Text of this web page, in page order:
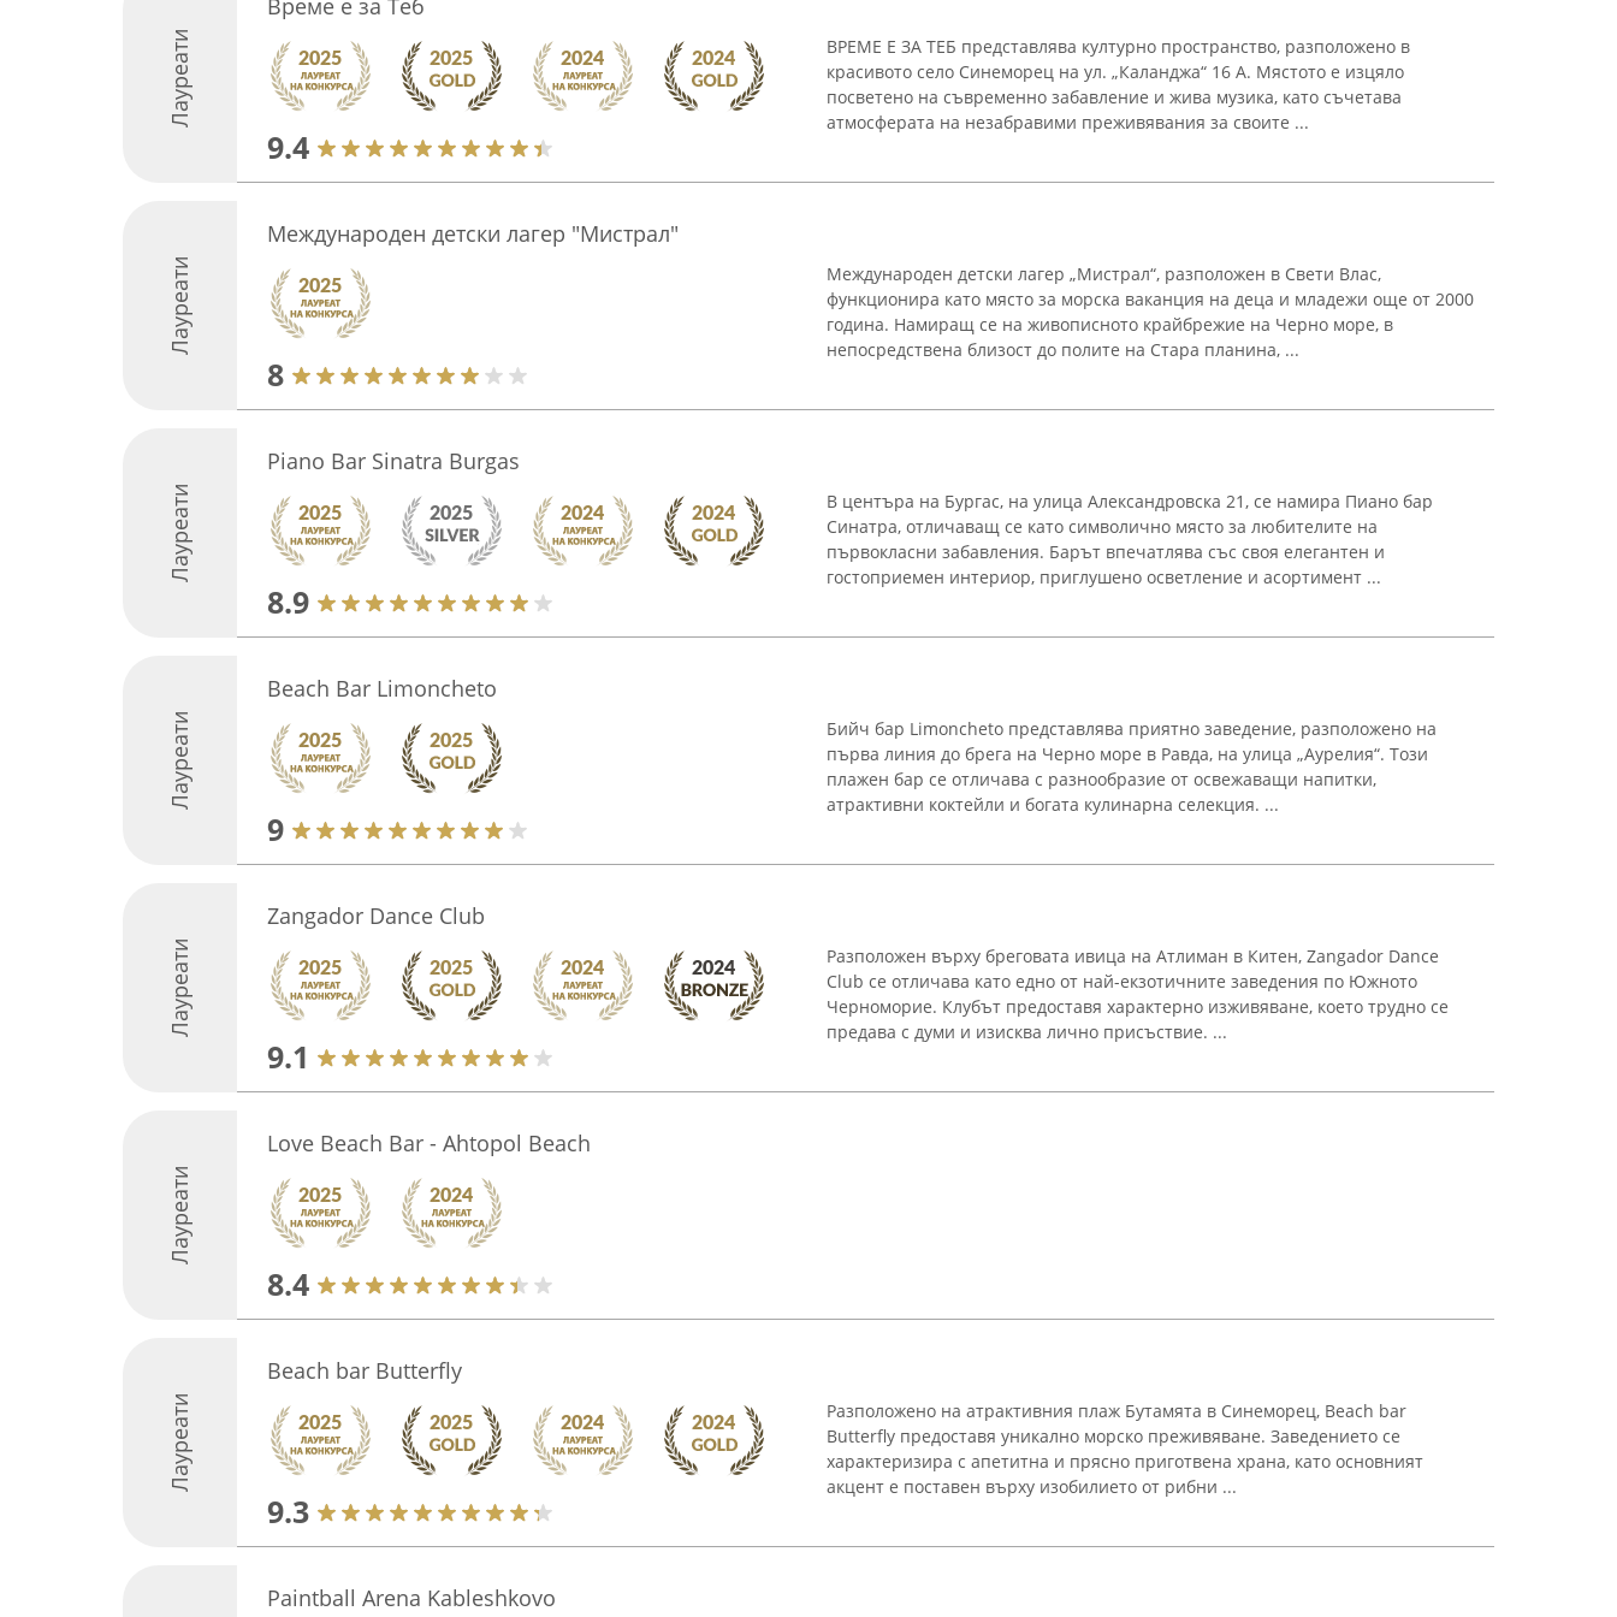
Лауреати
Време е за Теб
9.4
ВРЕМЕ Е ЗА ТЕБ представлява културно пространство, разположено в
красивото село Синеморец на ул. „Каланджа“ 16 A. Мястото е изцяло
посветено на съвременно забавление и жива музика, като съчетава
атмосферата на незабравими преживявания за своите ...
Лауреати
Международен детски лагер "Мистрал"
8
Международен детски лагер „Мистрал“, разположен в Свети Влас,
функционира като място за морска ваканция на деца и младежи още от 2000
година. Намиращ се на живописното крайбрежие на Черно море, в
непосредствена близост до полите на Стара планина, ...
Лауреати
Piano Bar Sinatra Burgas
8.9
В центъра на Бургас, на улица Александровска 21, се намира Пиано бар
Синатра, отличаващ се като символично място за любителите на
първокласни забавления. Барът впечатлява със своя елегантен и
гостоприемен интериор, приглушено осветление и асортимент ...
Лауреати
Beach Bar Limoncheto
9
Бийч бар Limoncheto представлява приятно заведение, разположено на
първа линия до брега на Черно море в Равда, на улица „Аурелия“. Този
плажен бар се отличава с разнообразие от освежаващи напитки,
атрактивни коктейли и богата кулинарна селекция. ...
Лауреати
Zangador Dance Club
9.1
Разположен върху бреговата ивица на Атлиман в Китен, Zangador Dance
Club се отличава като едно от най-екзотичните заведения по Южното
Черноморие. Клубът предоставя характерно изживяване, което трудно се
предава с думи и изисква лично присъствие. ...
Лауреати
Love Beach Bar - Ahtopol Beach
8.4
Лауреати
Beach bar Butterfly
9.3
Разположено на атрактивния плаж Бутамята в Синеморец, Beach bar
Butterfly предоставя уникално морско преживяване. Заведението се
характеризира с апетитна и прясно приготвена храна, като основният
акцент е поставен върху изобилието от рибни ...
Paintball Arena Kableshkovo